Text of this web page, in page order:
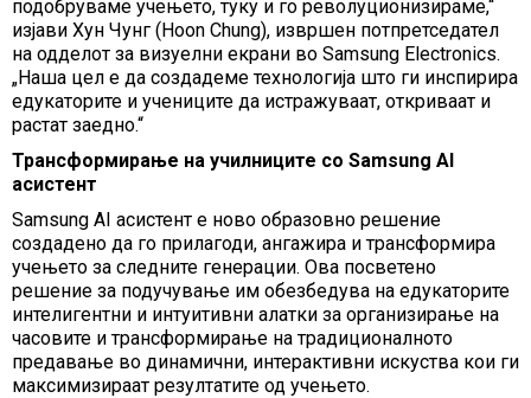
подобруваме учењето, туку и го револуционизираме,“
изјави Хун Чунг (Hoon Chung), извршен потпретседател
на одделот за визуелни екрани во Samsung Electronics.
„Наша цел е да создадеме технологија што ги инспирира
едукаторите и учениците да истражуваат, откриваат и
растат заедно.“
Трансформирање на училниците со Samsung AI
асистент
Samsung AI асистент е ново образовно решение
создадено да го прилагоди, ангажира и трансформира
учењето за следните генерации. Ова посветено
решение за подучување им обезбедува на едукаторите
интелигентни и интуитивни алатки за организирање на
часовите и трансформирање на традиционалното
предавање во динамични, интерактивни искуства кои ги
максимизираат резултатите од учењето.